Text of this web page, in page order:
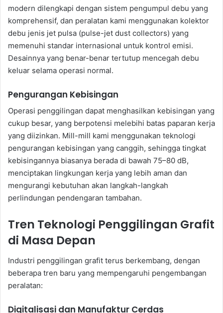
modern dilengkapi dengan sistem pengumpul debu yang
komprehensif, dan peralatan kami menggunakan kolektor
debu jenis jet pulsa (pulse-jet dust collectors) yang
memenuhi standar internasional untuk kontrol emisi.
Desainnya yang benar-benar tertutup mencegah debu
keluar selama operasi normal.
Pengurangan Kebisingan
Operasi penggilingan dapat menghasilkan kebisingan yang
cukup besar, yang berpotensi melebihi batas paparan kerja
yang diizinkan. Mill-mill kami menggunakan teknologi
pengurangan kebisingan yang canggih, sehingga tingkat
kebisingannya biasanya berada di bawah 75–80 dB,
menciptakan lingkungan kerja yang lebih aman dan
mengurangi kebutuhan akan langkah-langkah
perlindungan pendengaran tambahan.
Tren Teknologi Penggilingan Grafit
di Masa Depan
Industri penggilingan grafit terus berkembang, dengan
beberapa tren baru yang mempengaruhi pengembangan
peralatan:
Digitalisasi dan Manufaktur Cerdas